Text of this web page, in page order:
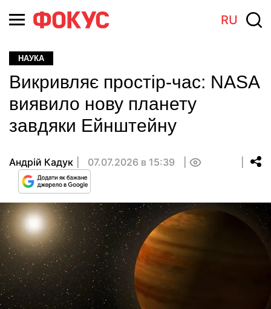
RU
НАУКА
Викривляє простір-час: NASA
виявило нову планету
завдяки Ейнштейну
Андрій Кадук 07.07.2026 в 15:39